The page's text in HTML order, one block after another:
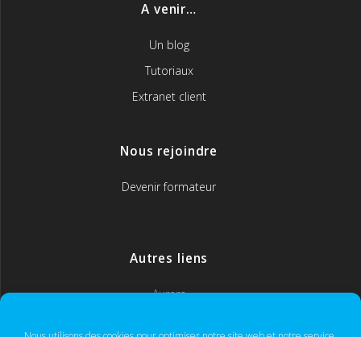
A venir…
Un blog
Tutoriaux
Extranet client
Nous rejoindre
Devenir formateur
Autres liens
Aurera